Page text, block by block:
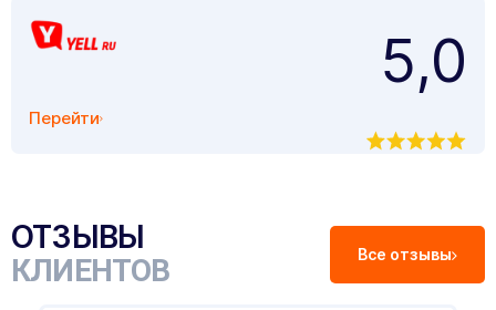
Перейти
5,0
ОТЗЫВЫ
КЛИЕНТОВ Все отзывы